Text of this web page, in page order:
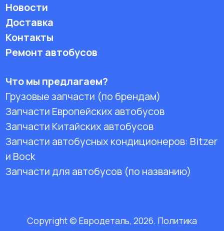
Новости
Доставка
Контакты
Ремонт автобусов
Что мы предлагаем?
Грузовые запчасти (по брендам)
Запчасти Европейских автобусов
Запчасти Китайских автобусов
Запчасти автобусных кондиционеров: Bitzer
и Bock
Запчасти для автобусов (по названию)
Copyright © Евродеталь, 2026. Политика